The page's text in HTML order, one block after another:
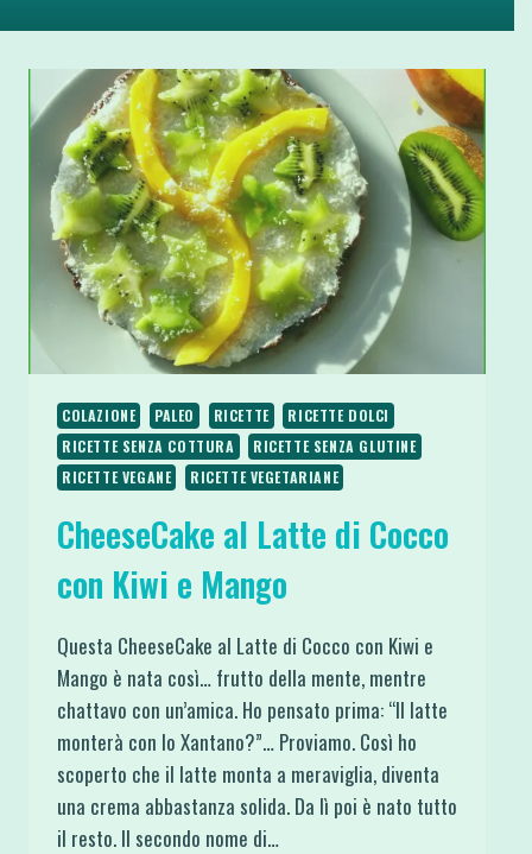
COLAZIONE PALEO RICETTE
RICETTE DOLCI
RICETTE SENZA COTTURA
RICETTE SENZA GLUTINE
RICETTE VEGANE
RICETTE VEGETARIANE
CheeseCake al Latte di Cocco
con Kiwi e Mango
Questa CheeseCake al Latte di Cocco con Kiwi e
Mango è nata così… frutto della mente, mentre
chattavo con un’amica. Ho pensato prima: “Il latte
monterà con lo Xantano?”… Proviamo. Così ho
scoperto che il latte monta a meraviglia, diventa
una crema abbastanza solida. Da lì poi è nato tutto
il resto. Il secondo nome di…